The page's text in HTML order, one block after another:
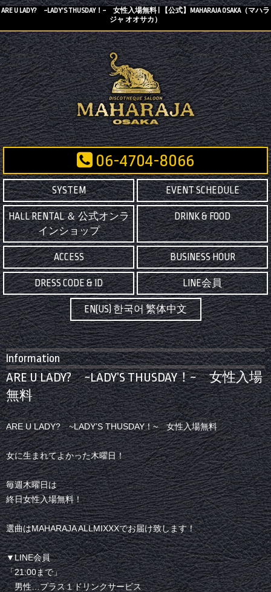
ARE U LADY? ~LADY’S THUSDAY！~ 女性入場無料 | 【公式】MAHARAJA OSAKA（マハラ
ジャ オオサカ）
06-4704-8066
SYSTEM EVENT SCHEDULE
HALL RENTAL ＆ 公式オンラ
インショップ
DRINK & FOOD
ACCESS BUSINESS HOUR
DRESS CODE & ID LINE会員
EN(US) 한국어 繁体中文
Information
ARE U LADY? ~LADY’S THUSDAY！~ 女性入場
無料
ARE U LADY? ~LADY’S THUSDAY！~ 女性入場無料
女に生まれてよかった木曜日！
毎週木曜日は
終日女性入場無料！
選曲はMAHARAJA ALLMIXXXでお届け致します！
▼LINE会員
「21:00まで」
男性…プラス１ドリンクサービス